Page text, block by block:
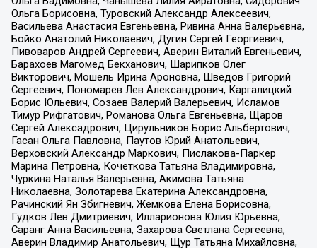
Ольга Борисовна, Туровский Александр Алексеевич,
Васильева Анастасия Евгеньевна, Ривина Анна Валерьевна,
Бойко Анатолий Николаевич, Дугин Сергей Георгиевич,
Пивоваров Андрей Сергеевич, Аверин Виталий Евгеньевич,
Барахоев Магомед Бекханович, Шарипков Олег
Викторович, Мошель Ирина Ароновна, Шведов Григорий
Сергеевич, Пономарев Лев Александрович, Каргалицкий
Борис Юльевич, Созаев Валерий Валерьевич, Исламов
Тимур Рифгатович, Романова Ольга Евгеньевна, Щаров
Сергей Алексадрович, Цирульников Борис Альбертович,
Гасан Ольга Павловна, Паутов Юрий Анатольевич,
Верховский Александр Маркович, Пислакова-Паркер
Марина Петровна, Кочеткова Татьяна Владимировна,
Чуркина Наталья Валерьевна, Акимова Татьяна
Николаевна, Золотарева Екатерина Александровна,
Рачинский Ян Збигневич, Жемкова Елена Борисовна,
Гудков Лев Дмитриевич, Илларионова Юлия Юрьевна,
Саранг Анна Васильевна, Захарова Светлана Сергеевна,
Аверин Владимир Анатольевич, Щур Татьяна Михайловна,